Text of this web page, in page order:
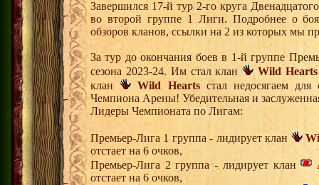
Завершился 17-й тур 2-го круга
во второй группе 1 Лиги. Подробнее о
обзоров кланов, ссылки на 2 из которых мы
За тур до окончания боев в 1-й группе
сезона 2023-24. Им стал клан
Wild Hearts
клан
Wild Heartsстал недосягаем для
Чемпиона Арены! Убедительная и
Лидеры Чемпионата по Лигам:
Премьер-Лига 1 группа - лидирует клан
отстает на 6 очков,
Премьер-Лига 2 группа - лидирует клан
отстает на 6 очков,